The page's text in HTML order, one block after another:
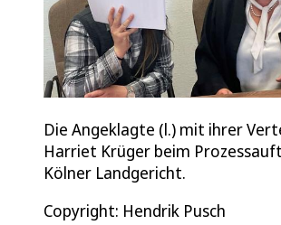
Die Angeklagte (l.) mit ihrer
Harriet Krüger beim
Kölner Landgericht.
Copyright: Hendrik Pusch